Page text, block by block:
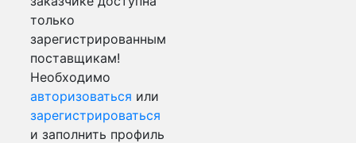
только
зарегистрированным
поставщикам!
Необходимо
авторизоваться или
зарегистрироваться
и заполнить профиль